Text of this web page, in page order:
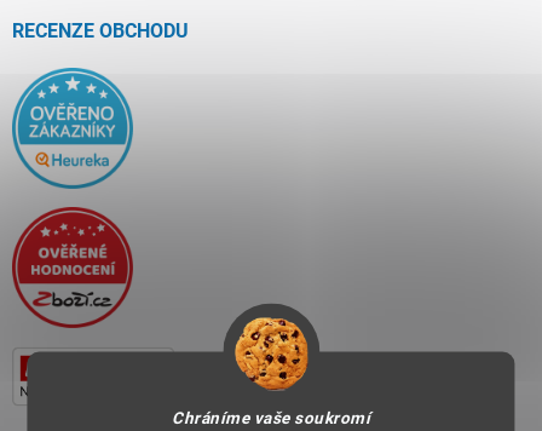
Chráníme vaše soukromí
RECENZE OBCHODU